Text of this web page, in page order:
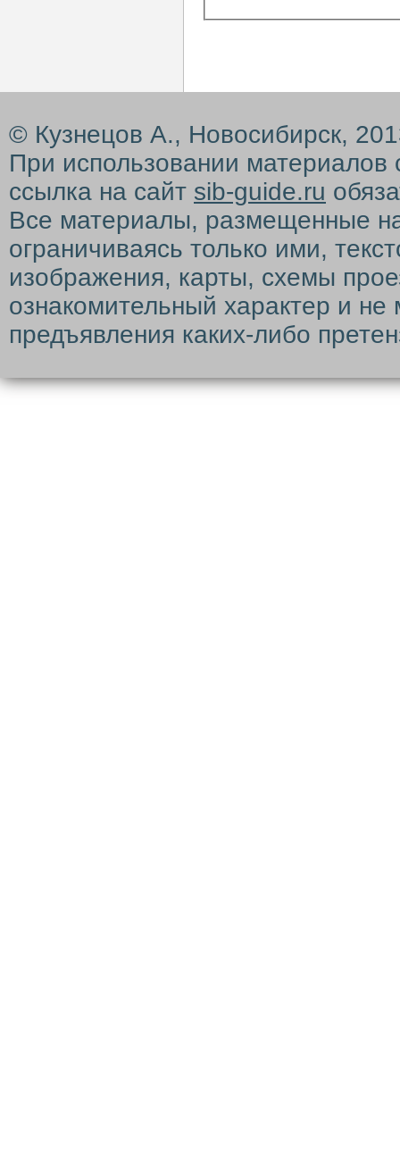
© Кузнецов А., Новосибирск,
При использовании материалов
ссылка на сайт sib-guide.ru
Все материалы, размещенные
ограничиваясь только ими,
изображения, карты, схемы
ознакомительный характер и
предъявления каких-либо